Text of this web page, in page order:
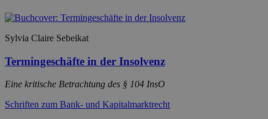
Sylvia Claire Sebeikat
Termingeschäfte in der Insolvenz
Eine kritische Betrachtung des § 104 InsO
Schriften zum Bank- und Kapitalmarktrecht